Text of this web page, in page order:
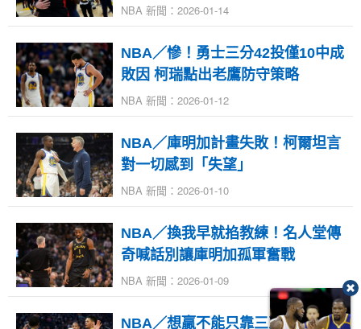
NBA 新聞：2026-01-14
NBA／慘！勇士三分42投僅10中成
敗因 柯瑞點出老鷹防守策略
NBA 新聞：2026-01-12
NBA／庫明加計畫失敗！柯爾坦言
對一切感到「失望」
NBA 新聞：2026-01-10
NBA／換我早就掐教練！名人堂傳
奇喊話別讓庫明加孤軍奮戰
NBA 新聞：2026-01-09
NBA／想贏不能只靠三巨頭！柯